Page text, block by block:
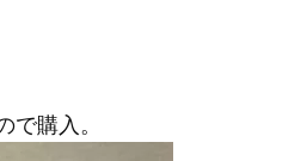
購入。